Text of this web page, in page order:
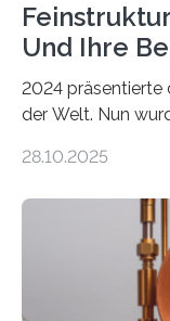
Und Ihre
2024 präsentierte
der Welt. Nun
fundamentalen
Messungen
vermutet,
Atomkern-
einem Team der
28.10.2025